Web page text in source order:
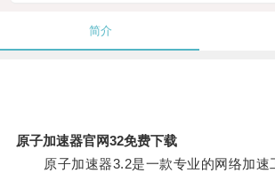
简介
原子加速器官网32免费下载
原子加速器3.2是一款专业的网络加速